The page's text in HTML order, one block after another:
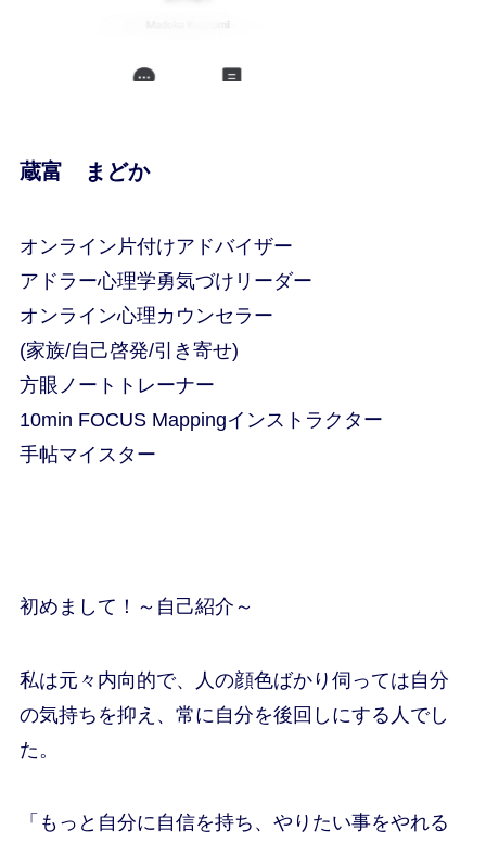
蔵富 まどか
オンライン片付けアドバイザー
アドラー心理学勇気づけリーダー
オンライン心理カウンセラー
(家族/自己啓発/引き寄せ)
方眼ノートトレーナー
10min FOCUS Mappingインストラクター
手帖マイスター
初めまして！～自己紹介～
私は元々内向的で、人の顔色ばかり伺っては自分
の気持ちを抑え、常に自分を後回しにする人でし
た。
「もっと自分に自信を持ち、やりたい事をやれる